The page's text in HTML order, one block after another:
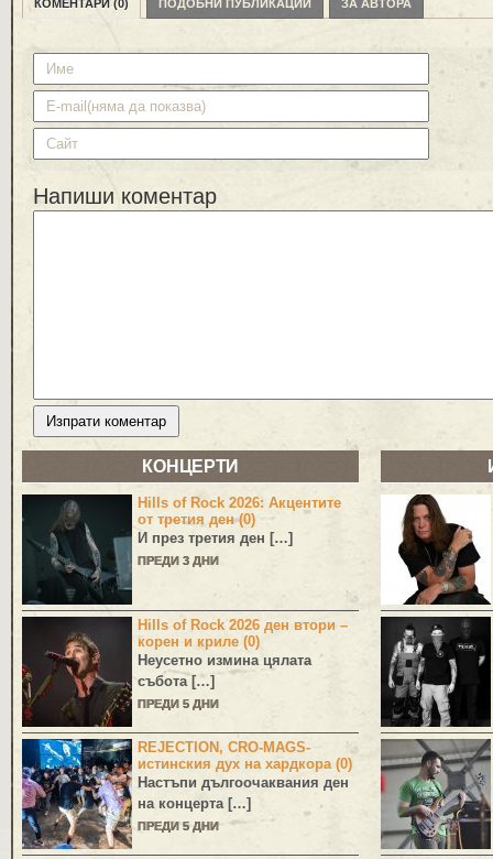
КОМЕНТАРИ (0) ПОДОБНИ ПУБЛИКАЦИИ ЗА АВТОРА
Напиши коментар
КОНЦЕРТИ
Hills of Rock 2026: Акцентите
от третия ден (0)
И през третия ден […]
ПРЕДИ 3 ДНИ
Hills of Rock 2026 ден втори –
корен и криле (0)
Неусетно измина цялата
събота […]
ПРЕДИ 5 ДНИ
REJECTION, CRO-MAGS-
истинския дух на хардкора (0)
Настъпи дългоочаквания ден
на концерта […]
ПРЕДИ 5 ДНИ